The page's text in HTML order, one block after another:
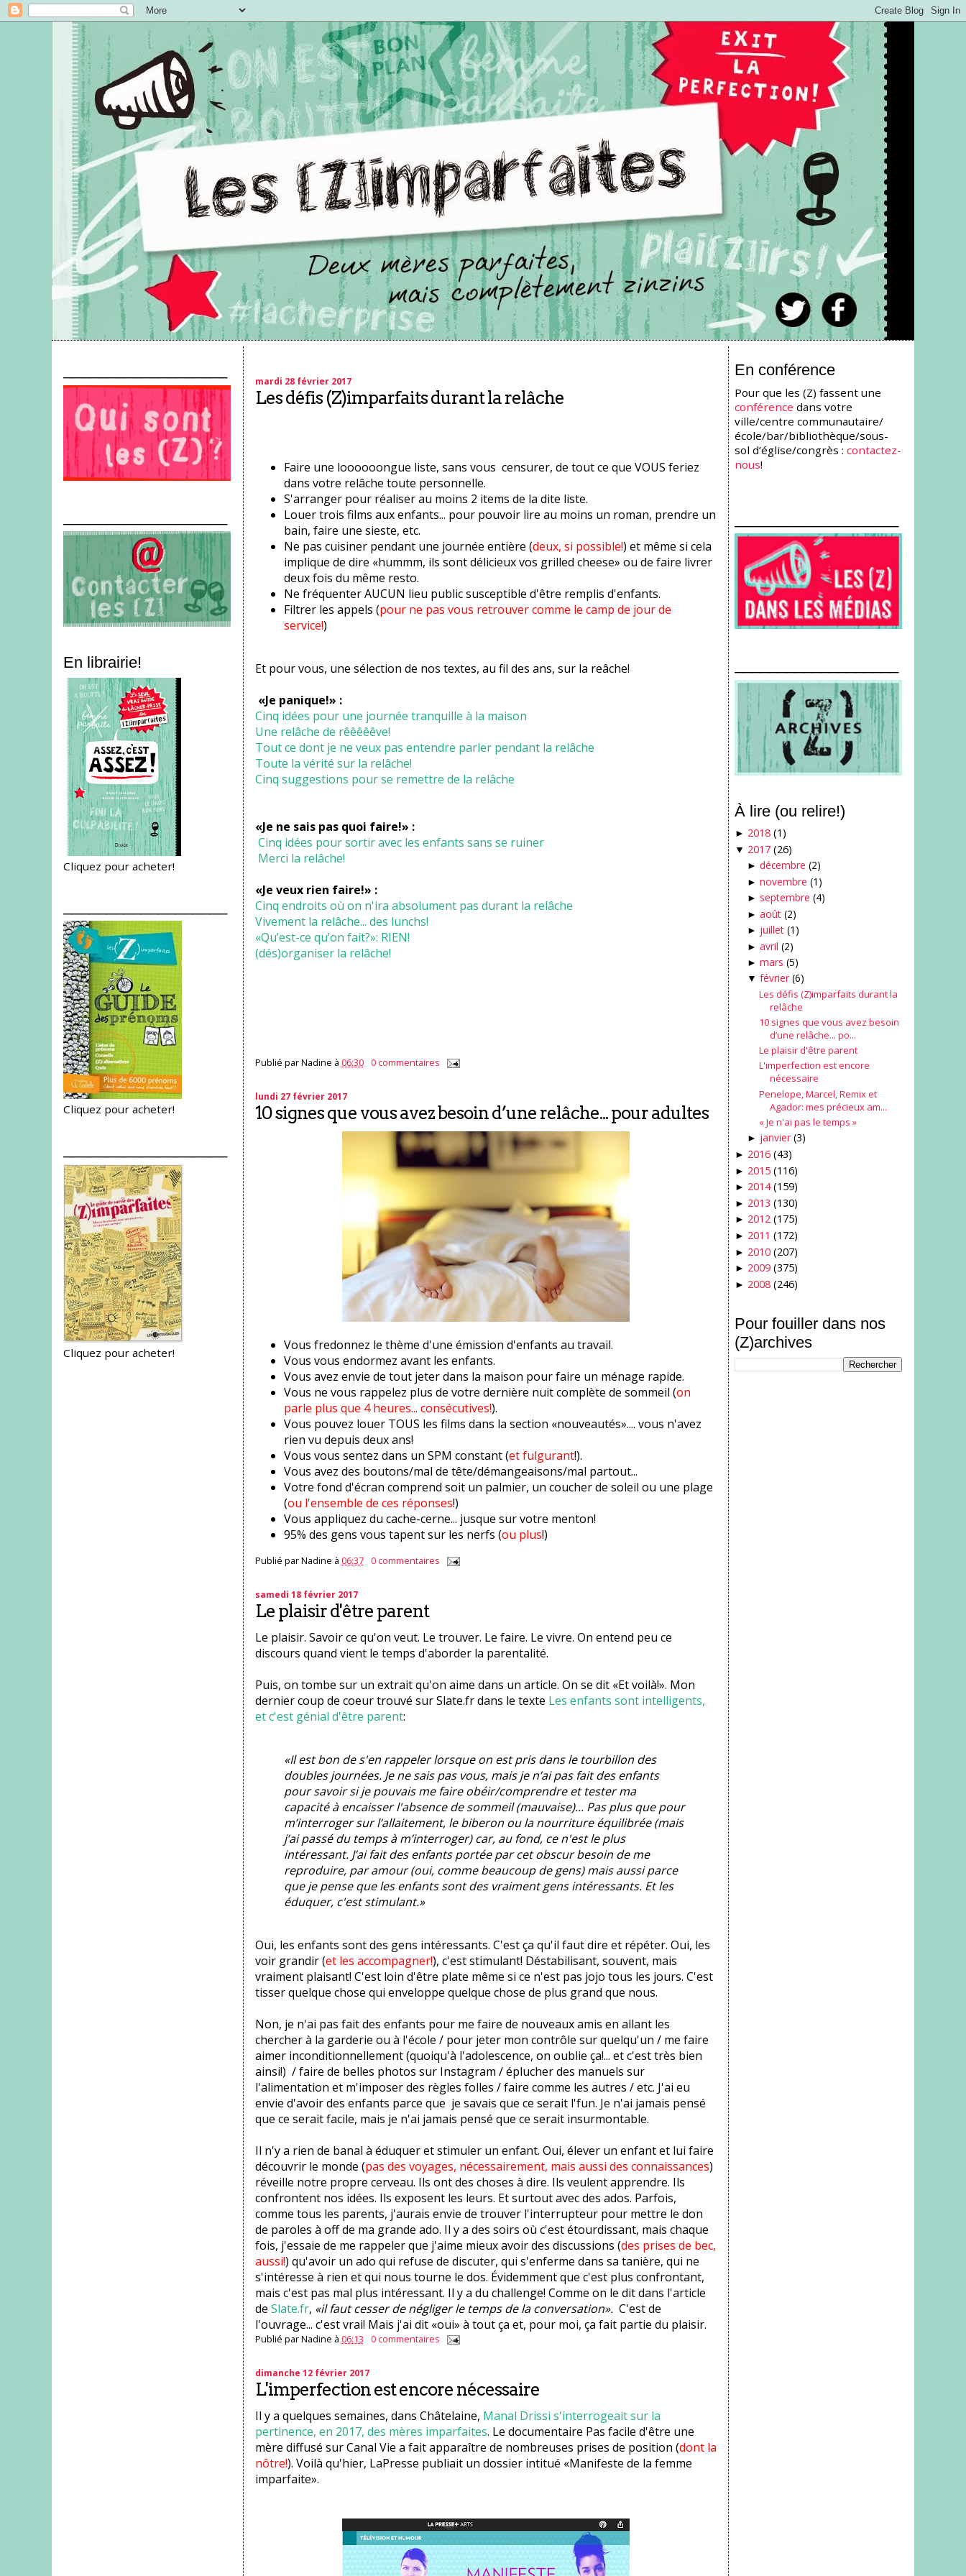
En librairie!
Cliquez pour acheter!
Cliquez pour acheter!
Cliquez pour acheter!
mardi 28 février 2017
Les défis (Z)imparfaits durant la relâche
Faire une loooooongue liste, sans vous censurer, de tout ce que VOUS feriez
dans votre relâche toute personnelle.
S'arranger pour réaliser au moins 2 items de la dite liste.
Louer trois films aux enfants... pour pouvoir lire au moins un roman, prendre un
bain, faire une sieste, etc.
Ne pas cuisiner pendant une journée entière (deux, si possible!) et même si cela
implique de dire «hummm, ils sont délicieux vos grilled cheese» ou de faire livrer
deux fois du même resto.
Ne fréquenter AUCUN lieu public susceptible d'être remplis d'enfants.
Filtrer les appels (pour ne pas vous retrouver comme le camp de jour de
service!)
Et pour vous, une sélection de nos textes, au fil des ans, sur la reâche!
«Je panique!» :
Cinq idées pour une journée tranquille à la maison
Une relâche de rêêêêêve!
Tout ce dont je ne veux pas entendre parler pendant la relâche
Toute la vérité sur la relâche!
Cinq suggestions pour se remettre de la relâche
«Je ne sais pas quoi faire!» :
Cinq idées pour sortir avec les enfants sans se ruiner
Merci la relâche!
«Je veux rien faire!» :
Cinq endroits où on n'ira absolument pas durant la relâche
Vivement la relâche... des lunchs!
«Qu’est-ce qu’on fait?»: RIEN!
(dés)organiser la relâche!
Publié parNadine à 06:30 0 commentaires
lundi 27 février 2017
10 signes que vous avez besoin d’une relâche... pour adultes
Vous fredonnez le thème d'une émission d'enfants au travail.
Vous vous endormez avant les enfants.
Vous avez envie de tout jeter dans la maison pour faire un ménage rapide.
Vous ne vous rappelez plus de votre dernière nuit complète de sommeil (on
parle plus que 4 heures... consécutives!).
Vous pouvez louer TOUS les films dans la section «nouveautés».... vous n'avez
rien vu depuis deux ans!
Vous vous sentez dans un SPM constant (et fulgurant!).
Vous avez des boutons/mal de tête/démangeaisons/mal partout...
Votre fond d'écran comprend soit un palmier, un coucher de soleil ou une plage
(ou l'ensemble de ces réponses!)
Vous appliquez du cache-cerne... jusque sur votre menton!
95% des gens vous tapent sur les nerfs (ou plus!)
Publié parNadine à 06:37 0 commentaires
samedi 18 février 2017
Le plaisir d'être parent
Le plaisir. Savoir ce qu'on veut. Le trouver. Le faire. Le vivre. On entend peu ce
discours quand vient le temps d'aborder la parentalité.
Puis, on tombe sur un extrait qu'on aime dans un article. On se dit «Et voilà!». Mon
dernier coup de coeur trouvé sur Slate.fr dans le texte Les enfants sont intelligents,
et c'est génial d'être parent:
«Il est bon de s'en rappeler lorsque on est pris dans le tourbillon des
doubles journées. Je ne sais pas vous, mais je n’ai pas fait des enfants
pour savoir si je pouvais me faire obéir/comprendre et tester ma
capacité à encaisser l'absence de sommeil (mauvaise)... Pas plus que pour
m’interroger sur l’allaitement, le biberon ou la nourriture équilibrée (mais
j’ai passé du temps à m’interroger) car, au fond, ce n'est le plus
intéressant. J’ai fait des enfants portée par cet obscur besoin de me
reproduire, par amour (oui, comme beaucoup de gens) mais aussi parce
que je pense que les enfants sont des vraiment gens intéressants. Et les
éduquer, c'est stimulant.»
Oui, les enfants sont des gens intéressants. C'est ça qu'il faut dire et répéter. Oui, les
voir grandir (et les accompagner!), c'est stimulant! Déstabilisant, souvent, mais
vraiment plaisant! C'est loin d'être plate même si ce n'est pas jojo tous les jours. C'est
tisser quelque chose qui enveloppe quelque chose de plus grand que nous.
Non, je n'ai pas fait des enfants pour me faire de nouveaux amis en allant les
chercher à la garderie ou à l'école / pour jeter mon contrôle sur quelqu'un / me faire
aimer inconditionnellement (quoiqu'à l'adolescence, on oublie ça!... et c'est très bien
ainsi!) / faire de belles photos sur Instagram / éplucher des manuels sur
l'alimentation et m'imposer des règles folles / faire comme les autres / etc. J'ai eu
envie d'avoir des enfants parce que je savais que ce serait l'fun. Je n'ai jamais pensé
que ce serait facile, mais je n'ai jamais pensé que ce serait insurmontable.
Il n'y a rien de banal à éduquer et stimuler un enfant. Oui, élever un enfant et lui faire
découvrir le monde (pas des voyages, nécessairement, mais aussi des connaissances)
réveille notre propre cerveau. Ils ont des choses à dire. Ils veulent apprendre. Ils
confrontent nos idées. Ils exposent les leurs. Et surtout avec des ados. Parfois,
comme tous les parents, j'aurais envie de trouver l'interrupteur pour mettre le don
de paroles à off de ma grande ado. Il y a des soirs où c'est étourdissant, mais chaque
fois, j'essaie de me rappeler que j'aime mieux avoir des discussions (des prises de bec,
aussi!) qu'avoir un ado qui refuse de discuter, qui s'enferme dans sa tanière, qui ne
s'intéresse à rien et qui nous tourne le dos. Évidemment que c'est plus confrontant,
mais c'est pas mal plus intéressant. Il y a du challenge! Comme on le dit dans l'article
de Slate.fr, «il faut cesser de négliger le temps de la conversation». C'est de
l'ouvrage... c'est vrai! Mais j'ai dit «oui» à tout ça et, pour moi, ça fait partie du plaisir.
Publié parNadine à 06:13 0 commentaires
dimanche 12 février 2017
L'imperfection est encore nécessaire
Il y a quelques semaines, dans Châtelaine, Manal Drissi s'interrogeait sur la
pertinence, en 2017, des mères imparfaites. Le documentaire Pas facile d'être une
mère diffusé sur Canal Vie a fait apparaître de nombreuses prises de position (dont la
nôtre!). Voilà qu'hier, LaPresse publiait un dossier intitué «Manifeste de la femme
imparfaite».
En conférence
Pour que les (Z) fassent une
conférence dans votre
ville/centre communautaire/
école/bar/bibliothèque/sous-
sol d’église/congrès :contactez-
nous!
À lire (ou relire!)
► 2018 (1)
▼ 2017 (26)
► décembre (2)
► novembre (1)
► septembre (4)
► août (2)
► juillet (1)
► avril (2)
► mars (5)
▼ février (6)
Les défis (Z)imparfaits durant la
relâche
10 signes que vous avez besoin
d’une relâche... po...
Le plaisir d'être parent
L'imperfection est encore
nécessaire
Penelope, Marcel, Remix et
Agador: mes précieux am...
« Je n'ai pas le temps »
► janvier (3)
► 2016 (43)
► 2015 (116)
► 2014 (159)
► 2013 (130)
► 2012 (175)
► 2011 (172)
► 2010 (207)
► 2009 (375)
► 2008 (246)
Pour fouiller dans nos
(Z)archives